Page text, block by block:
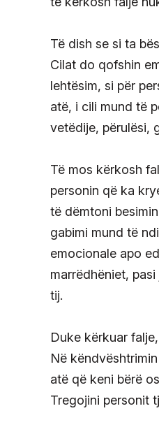
Të dish se si ta
Cilat do qofshin
lehtësim, si për
atë, i cili mund të
vetëdije, përulësi,
Të mos kërkosh
personin që ka
të dëmtoni
gabimi mund të
emocionale apo
marrëdhëniet,
tij.
Duke kërkuar
Në
atë që keni bërë
Tregojini personit